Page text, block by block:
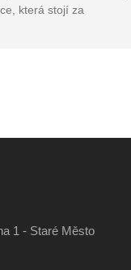
která stojí za
1 - Staré Město